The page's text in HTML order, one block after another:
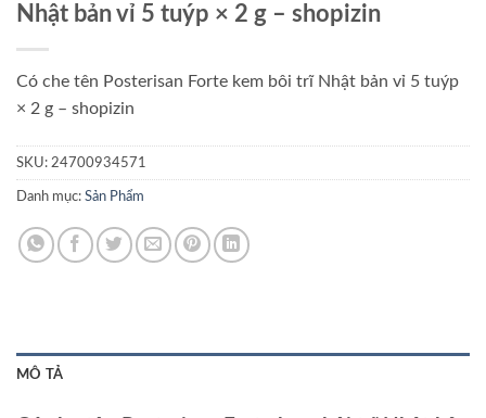
Nhật bản vỉ 5 tuýp × 2 g – shopizin
Có che tên Posterisan Forte kem bôi trĩ Nhật bản vỉ 5 tuýp
× 2 g – shopizin
SKU: 24700934571
Danh mục: Sản Phẩm
MÔ TẢ